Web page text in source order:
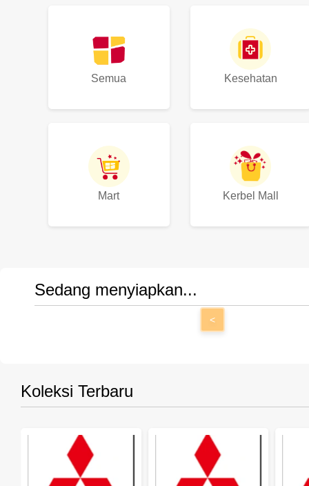
Semua Kesehatan
Mart Kerbel Mall
Sedang menyiapkan...
<
Koleksi Terbaru